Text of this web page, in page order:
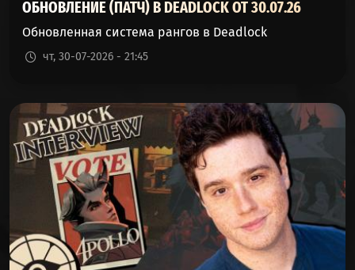
(КАЛИКО)
53% 46% 1556
LADY GEIST
PARADOX
(ПАРАДОКС)
53% 46% 4054
ABRAMS
(АБРАМС)
53% 46% 1004
GREY TALON
(СЕРЫЙ КОГОТЬ)
53% 46% 1812
ОБНОВЛЕНИЕ (ПАТЧ) В DEADLOCK ОТ 30.07.26
Обновленная система рангов в Deadlock
чт, 30-07-2026 - 21:45